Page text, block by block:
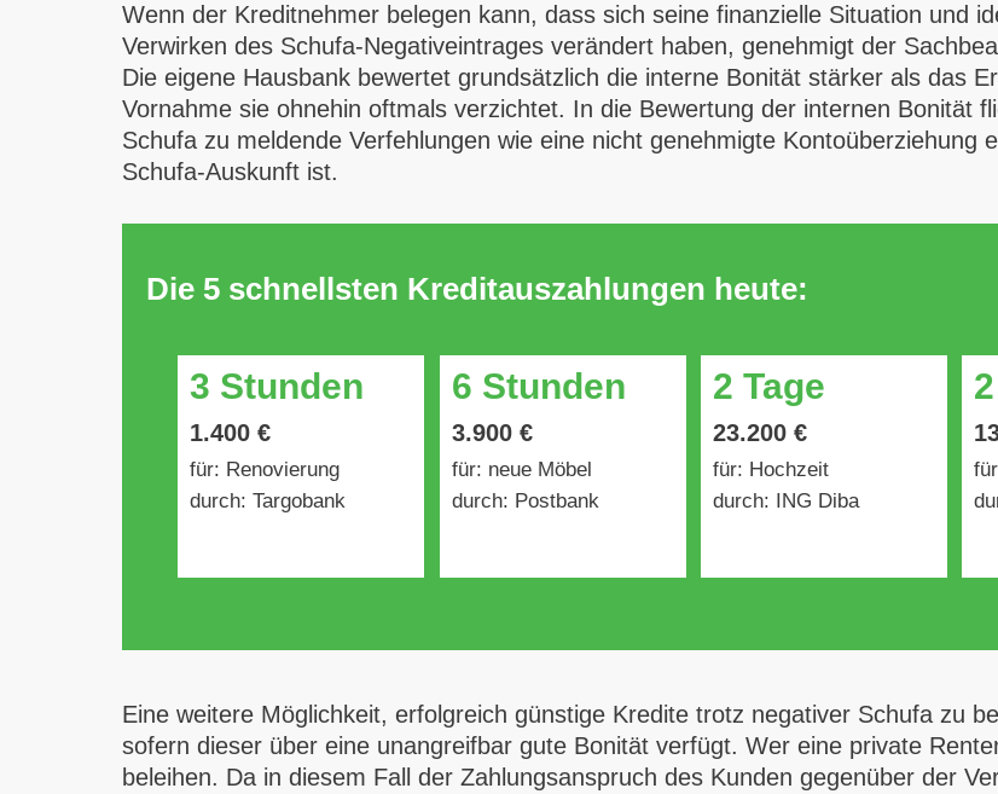
Wenn der Kreditnehmer belegen kann, dass sich seine finanzielle Situation und
Verwirken des Schufa-Negativeintrages verändert haben, genehmigt der
Die eigene Hausbank bewertet grundsätzlich die interne Bonität stärker als das
Vornahme sie ohnehin oftmals verzichtet. In die Bewertung der internen Bonität
Schufa zu meldende Verfehlungen wie eine nicht genehmigte Kontoüberziehung
Schufa-Auskunft ist.
Die 5 schnellsten Kreditauszahlungen heute:
3 Stunden
1.400 €
für: Renovierung
durch: Targobank
6 Stunden
3.900 €
für: neue Möbel
durch: Postbank
2 Tage
23.200 €
für: Hochzeit
durch: ING Diba
Eine weitere Möglichkeit, erfolgreich günstige Kredite trotz negativer Schufa zu
sofern dieser über eine unangreifbar gute Bonität verfügt. Wer eine private
beleihen. Da in diesem Fall der Zahlungsanspruch des Kunden gegenüber der